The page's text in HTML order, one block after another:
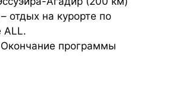
отдых на курорте по
ALL.
программы